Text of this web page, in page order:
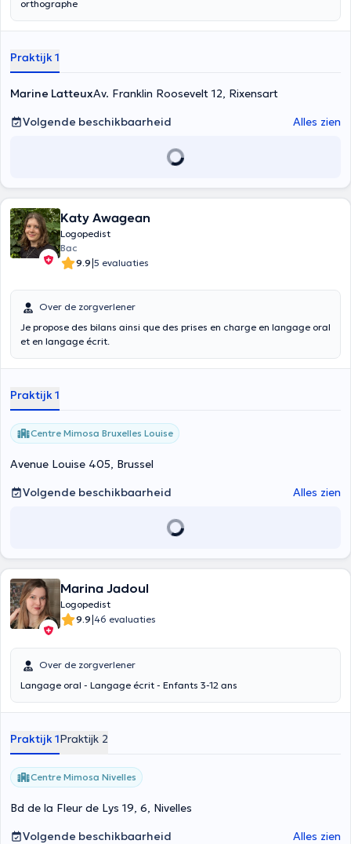
orthographe
Praktijk 1
Marine LatteuxAv. Franklin Roosevelt 12, Rixensart
Volgende beschikbaarheid
Alles zien
Katy Awagean
Logopedist
Bac
9.9|5 evaluaties
Over de zorgverlener
Je propose des bilans ainsi que des prises en charge en langage oral
et en langage écrit.
Praktijk 1
Centre Mimosa Bruxelles Louise
Avenue Louise 405, Brussel
Volgende beschikbaarheid
Alles zien
Marina Jadoul
Logopedist
9.9|46 evaluaties
Over de zorgverlener
Langage oral - Langage écrit - Enfants 3-12 ans
Praktijk 1Praktijk 2
Centre Mimosa Nivelles
Bd de la Fleur de Lys 19, 6, Nivelles
Volgende beschikbaarheid
Alles zien